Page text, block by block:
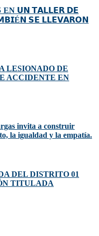
𝗨𝗡 𝗧𝗔𝗟𝗟𝗘𝗥 𝗗𝗘
𝗦𝗘 𝗟𝗟𝗘𝗩𝗔𝗥𝗢𝗡
LESIONADO DE
ACCIDENTE EN
invita a construir
la igualdad y la empatía.
DEL DISTRITO 01
TITULADA